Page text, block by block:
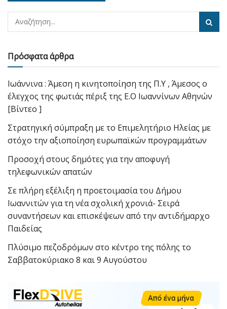
Πρόσφατα άρθρα
Ιωάννινα : Άμεση η κινητοποίηση της Π.Υ , Άμεσος ο
έλεγχος της φωτιάς πέριξ της Ε.Ο Ιωαννίνων Αθηνών
[Βίντεο ]
Στρατηγική σύμπραξη με το Επιμελητήριο Ηλείας με
στόχο την αξιοποίηση ευρωπαϊκών προγραμμάτων
Προσοχή στους δημότες για την αποφυγή
τηλεφωνικών απατών
Σε πλήρη εξέλιξη η προετοιμασία του Δήμου
Ιωαννιτών για τη νέα σχολική χρονιά- Σειρά
συναντήσεων και επισκέψεων από την αντιδήμαρχο
Παιδείας
Πλύσιμο πεζοδρόμων στο κέντρο της πόλης το
Σαββατοκύριακο 8 και 9 Αυγούστου